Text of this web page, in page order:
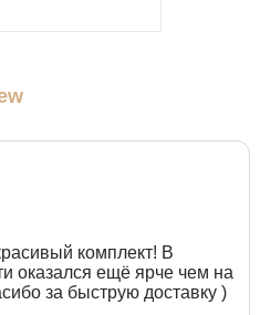
комплект! В
оказался ещё ярче чем на
за быструю доставку )